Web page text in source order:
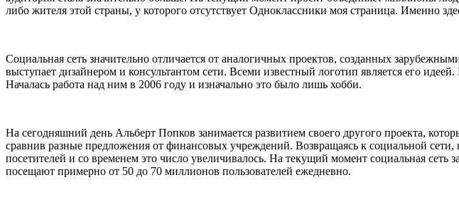
либо жителя этой страны, у которого отсутствует Одноклассники моя страница. Именно
Социальная сеть значительно отличается от аналогичных проектов, созданных
выступает дизайнером и консультантом сети. Всеми известный логотип является его
Началась работа над ним в 2006 году и изначально это было лишь хобби.
На сегодняшний день Альберт Попков занимается развитием своего другого проекта,
сравнив разные предложения от финансовых учреждений. Возвращаясь к социальной
посетителей и со временем это число увеличивалось. На текущий момент социальная
посещают примерно от 50 до 70 миллионов пользователей ежедневно.